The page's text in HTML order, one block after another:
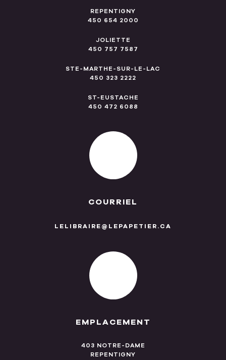
REPENTIGNY
450 654 2000
JOLIETTE
450 757 7587
STE-MARTHE-SUR-LE-LAC
450 323 2222
ST-EUSTACHE
450 472 6088
COURRIEL
LELIBRAIRE@LEPAPETIER.CA
EMPLACEMENT
403 NOTRE-DAME
REPENTIGNY